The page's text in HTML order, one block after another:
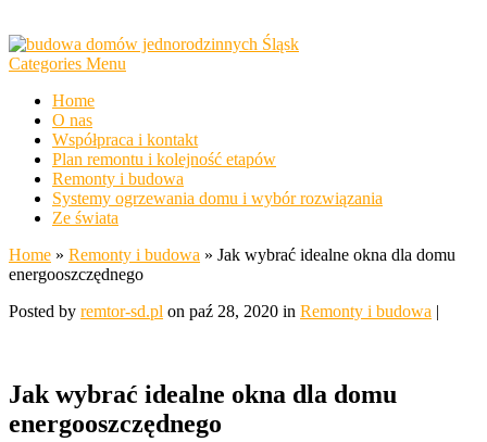
Categories Menu
Home
O nas
Współpraca i kontakt
Plan remontu i kolejność etapów
Remonty i budowa
Systemy ogrzewania domu i wybór rozwiązania
Ze świata
Home » Remonty i budowa » Jak wybrać idealne okna dla domu
energooszczędnego
Posted by remtor-sd.pl on paź 28, 2020 in Remonty i budowa |
Jak wybrać idealne okna dla domu
energooszczędnego